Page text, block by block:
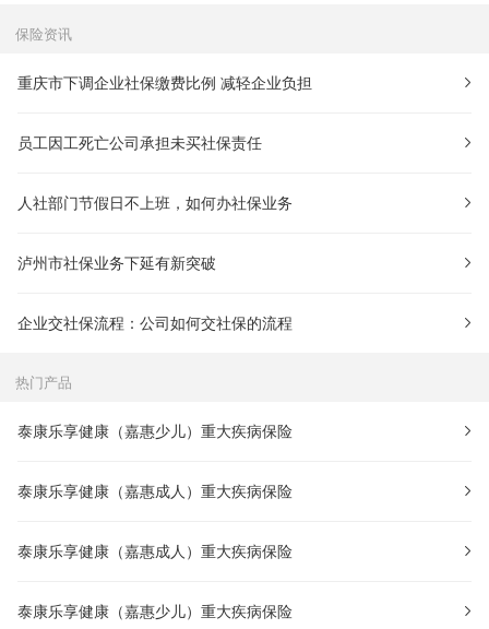
保险资讯
重庆市下调企业社保缴费比例 减轻企业负担
员工因工死亡公司承担未买社保责任
人社部门节假日不上班，如何办社保业务
泸州市社保业务下延有新突破
企业交社保流程：公司如何交社保的流程
热门产品
泰康乐享健康（嘉惠少儿）重大疾病保险
泰康乐享健康（嘉惠成人）重大疾病保险
泰康乐享健康（嘉惠成人）重大疾病保险
泰康乐享健康（嘉惠少儿）重大疾病保险